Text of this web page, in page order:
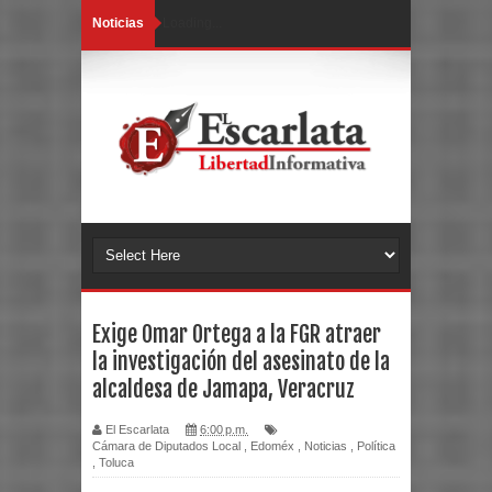
Noticias
Exige Omar Ortega a la FGR atraer
la investigación del asesinato de la
alcaldesa de Jamapa, Veracruz
El Escarlata
6:00 p.m.
Cámara de Diputados Local
Edoméx Noticias
Política
Toluca